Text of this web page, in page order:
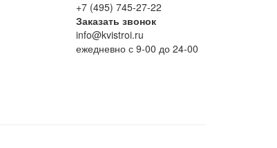
+7 (495) 745-27-22
Заказать звонок
info@kvistroi.ru
ежедневно с 9-00 до 24-00